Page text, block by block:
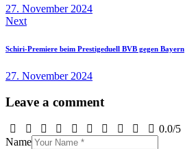
27. November 2024
Next
Schiri-Premiere beim Prestigeduell BVB gegen Bayern
27. November 2024
Leave a comment
0.0/5
Name